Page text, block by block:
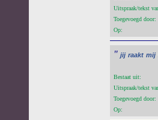
Uitspraak/tekst
Toegevoegd door:
Op:
" jij raakt mij
Bestaat uit:
Uitspraak/tekst
Toegevoegd door:
Op: